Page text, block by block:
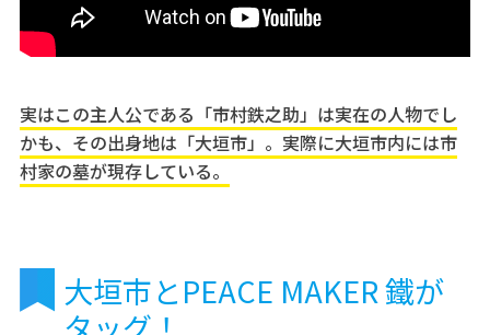
実はこの主人公である「市村鉄之助」は実在の人物でし
かも、その出身地は「大垣市」。実際に大垣市内には市
村家の墓が現存している。
大垣市とPEACE MAKER 鐵が